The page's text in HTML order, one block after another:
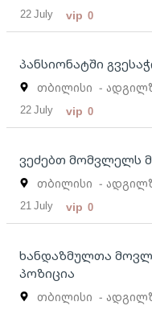
22 July vip 0
პანსიონატში
თბილისი -
22 July vip 0
ვეძებთ მომვლელს
თბილისი -
21 July vip 0
ხანდაზმულთა
პოზიცია
თბილისი -